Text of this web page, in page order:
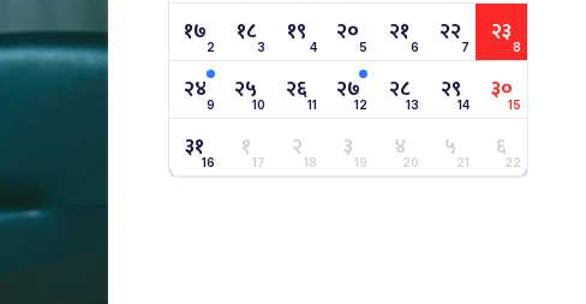
१७2 १८3 १९ 4 २०5 २१6 २२7 २३8
२४9 २५10 २६11 २७12 २८13 २९14 ३०15
३१16 १17 २18 ३19 ४20 ५21 ६22